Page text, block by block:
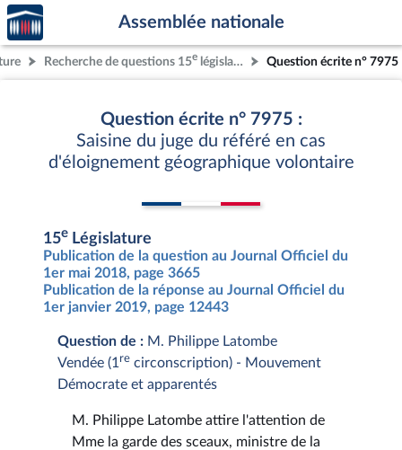
Aller au contenu
Aller en bas de la page
Accèder
à la
page
d'accueil
Assemblée nationale
Recherche de questions 15e législature Question écrite n° 7975
Question écrite n° 7975 :
Saisine du juge du référé en cas
d'éloignement géographique volontaire
15e Législature
Publication de la question au Journal Officiel du
1er mai 2018, page 3665
Publication de la réponse au Journal Officiel du
1er janvier 2019, page 12443
Question de : M. Philippe Latombe
Vendée (1 re circonscription) - Mouvement
Démocrate et apparentés
M. Philippe Latombe attire l'attention de
Mme la garde des sceaux, ministre de la